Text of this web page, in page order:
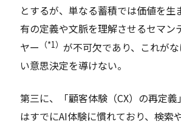
とするが、単なる蓄積では価値を生
有の定義や文脈を理解させるセマン
ヤー （*1）が不可欠であり、これが
い意思決定を導けない。
第三に、「顧客体験（CX）の再定
はすでにAI体験に慣れており、検索